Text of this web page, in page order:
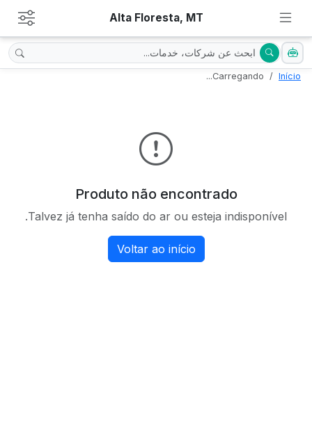
Alta Floresta, MT
Início
Carregando...
Produto não encontrado
Talvez já tenha saído do ar ou esteja indisponível.
Voltar ao início